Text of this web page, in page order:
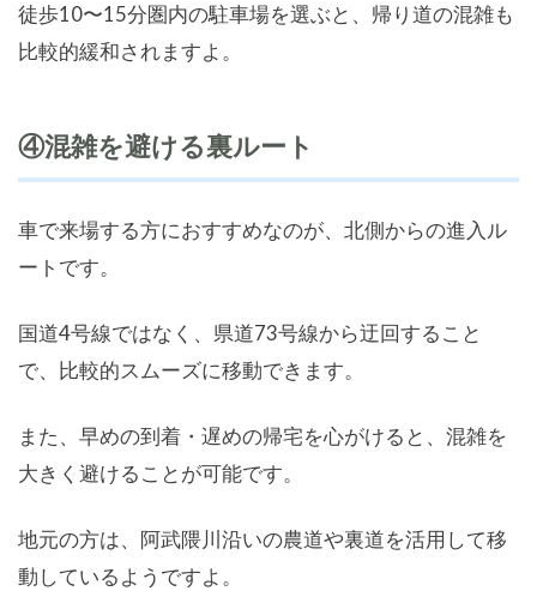
徒歩10〜15分圏内の駐車場を選ぶと、帰り道の混雑も
比較的緩和されますよ。
④混雑を避ける裏ルート
車で来場する方におすすめなのが、北側からの進入ル
ートです。
国道4号線ではなく、県道73号線から迂回すること
で、比較的スムーズに移動できます。
また、早めの到着・遅めの帰宅を心がけると、混雑を
大きく避けることが可能です。
地元の方は、阿武隈川沿いの農道や裏道を活用して移
動しているようですよ。